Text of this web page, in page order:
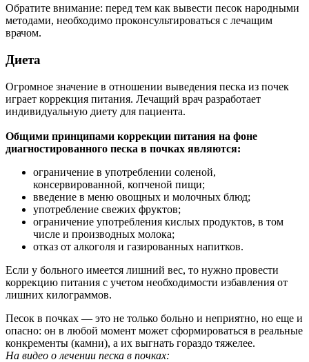
Обратите внимание: перед тем как вывести песок народными
методами, необходимо проконсультироваться с лечащим
врачом.
Диета
Огромное значение в отношении выведения песка из почек
играет коррекция питания. Лечащий врач разработает
индивидуальную диету для пациента.
Общими принципами коррекции питания на фоне
диагностированного песка в почках являются:
ограничение в употреблении соленой,
консервированной, копченой пищи;
введение в меню овощных и молочных блюд;
употребление свежих фруктов;
ограничение употребления кислых продуктов, в том
числе и производных молока;
отказ от алкоголя и газированных напитков.
Если у больного имеется лишний вес, то нужно провести
коррекцию питания с учетом необходимости избавления от
лишних килограммов.
Песок в почках — это не только больно и неприятно, но еще и
опасно: он в любой момент может сформироваться в реальные
конкременты (камни), а их выгнать гораздо тяжелее.
На видео о лечении песка в почках: